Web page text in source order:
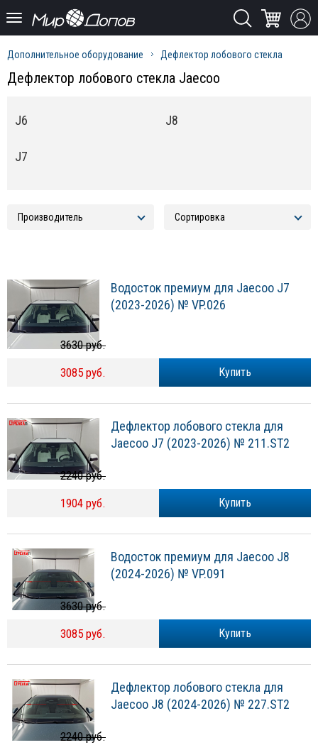
Дополнительное оборудование Дефлектор лобового стекла
Дефлектор лобового стекла Jaecoo
J6
J7
J8
Водосток премиум для Jaecoo J7
(2023-2026) № VP.026
Купить
3630 руб.
3085 руб.
Дефлектор лобового стекла для
Jaecoo J7 (2023-2026) № 211.ST2
Купить
2240 руб.
1904 руб.
Водосток премиум для Jaecoo J8
(2024-2026) № VP.091
Купить
3630 руб.
3085 руб.
Дефлектор лобового стекла для
Jaecoo J8 (2024-2026) № 227.ST2
2240 руб.